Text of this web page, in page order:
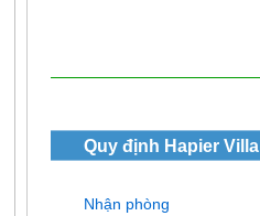
Quy định Hapier Villa
Nhận phòng